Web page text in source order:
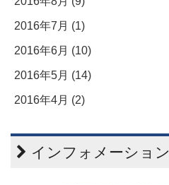
2016年7月 (1)
2016年6月 (10)
2016年5月 (14)
2016年4月 (2)
インフォメーション